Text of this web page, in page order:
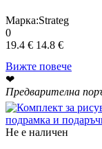
Марка:Strateg
0
19.4 € 14.8 €
Вижте повече
❤
Предварителна
Не е наличен